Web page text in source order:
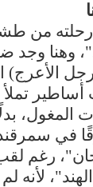
رحلته من
وهنا وجد
الأعرج)
المغول،
في
رغم لقب
لأنه